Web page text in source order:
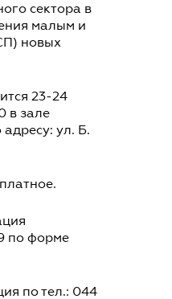
сектора в
малым и
новых
23-24
в зале
ул. Б.
по форме
по тел.: 044